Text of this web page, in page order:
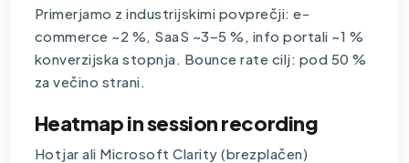
Primerjamo z industrijskimi povprečji: e-
commerce ~2 %, SaaS ~3–5 %, info portali ~1 %
konverzijska stopnja. Bounce rate cilj: pod 50 %
za večino strani.
Heatmap in session recording
Hotjar ali Microsoft Clarity (brezplačen)